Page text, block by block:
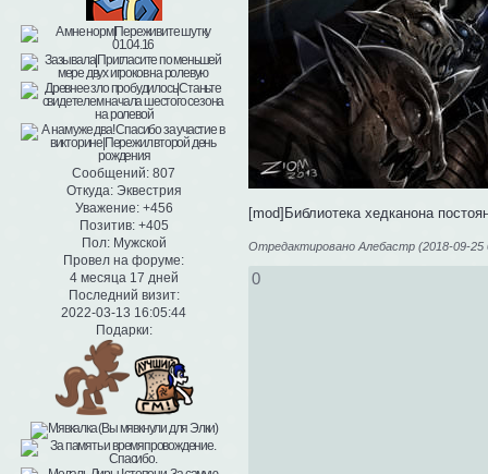
Сообщений: 807
Откуда: Эквестрия
Уважение: +456
Позитив: +405
Пол: Мужской
Провел на форуме:
4 месяца 17 дней
Последний визит:
2022-03-13 16:05:44
Подарки:
[mod]Библиотека хедканона
Отредактировано Алебастр (2018-09-25
0